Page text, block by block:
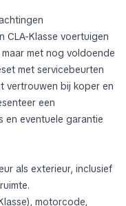
CLA-Klasse voertuigen
met nog voldoende
met servicebeurten
vertrouwen bij koper en
een
en eventuele garantie
als exterieur, inclusief
motorcode,